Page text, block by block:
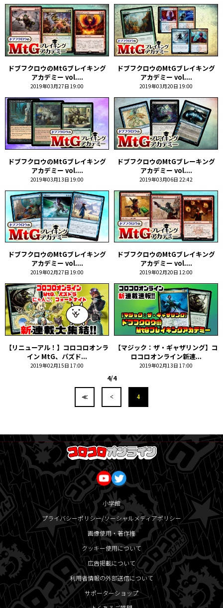
ドブフクロウのMtGブレイキング
アカデミー vol....
2019年03月27日 19:00
ドブフクロウのMtGブレイキング
アカデミー vol....
2019年03月20日 19:00
ドブフクロウのMtGブレイキング
アカデミー vol....
2019年03月13日 19:00
ドブフクロウのMtGブレーキング
アカデミー vol....
2019年03月06日 22:42
ドブフクロウのMtGブレイキング
アカデミー vol....
2019年02月27日 19:00
ドブフクロウのMtGブレイキング
アカデミー vol....
2019年02月20日 12:00
【リニューアル！】コロコロオンラ
イン MtG、パズド...
2019年02月15日 17:00
【マジック：ザ・ギャザリング】コ
ロコロオンライン新連...
2019年02月13日 17:00
4/4
≪ < 4
小学館
プライバシーポリシー/ソーシャルメディアポリシー
画像使用・著作権
クッキー使用について
広告掲載について
利用者情報の外部送信について
サポーターショップ